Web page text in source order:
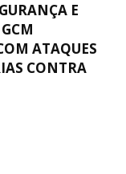
E
ATAQUES
CONTRA